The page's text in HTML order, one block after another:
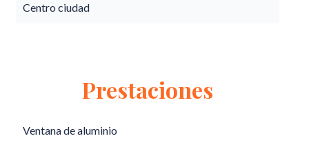
Centro ciudad
Prestaciones
Ventana de aluminio